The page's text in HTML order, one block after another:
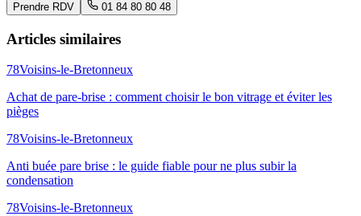
Prendre RDV 01 84 80 80 48
Articles similaires
78Voisins-le-Bretonneux
Achat de pare-brise : comment choisir le bon vitrage et éviter les
pièges
78Voisins-le-Bretonneux
Anti buée pare brise : le guide fiable pour ne plus subir la
condensation
78Voisins-le-Bretonneux